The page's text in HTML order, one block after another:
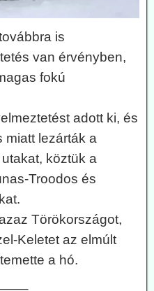
is
van érvényben,
fokú
adott ki, és
miatt lezárták a
köztük a
Troodos és
Törökországot,
Keletet az elmúlt
a hó.